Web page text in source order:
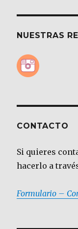
NUESTRAS
CONTACTO
Si quieres
hacerlo a
Formulario –